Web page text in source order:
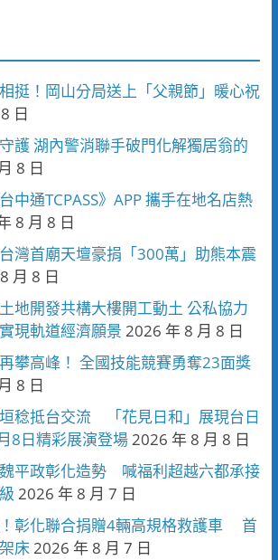
挺！岡山分局送上「父親節」暖心祝
日
護 湖內警消聯手破門化解獨居翁的
8 日
中通TCPASS》APP 攜手在地名店熱
8 月 8 日
灣首廟天壇豪捐「300萬」助熊本震
月 8 日
地開發共構大樓開工動土 公私協力
現軌道經濟願景 2026 年 8 月 8 日
攀高峰！ 全國技能競賽勇奪23面獎
8 日
稔抵台交流 「花見日和」展現台日
8日精彩展演登場2026 年 8 月 8 日
平政彰化造勢 喊福利超越六都承接
2026 年 8 月 7 日
彰化聯合捐贈4輛高規格救護車 首
床2026 年 8 月 7 日